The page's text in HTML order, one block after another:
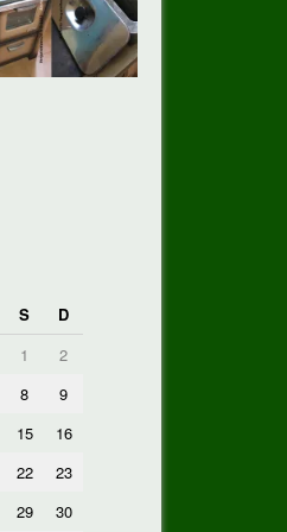
S
D
1
2
8
9
15
16
22
23
29
30